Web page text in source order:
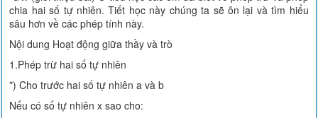
chia hai số tự nhiên. Tiết học này chúng ta sẽ ôn lại và tìm hiểu
sâu hơn về các phép tính này.
Nội dung Hoạt động giữa thầy và trò
1.Phép trừ hai số tự nhiên
*) Cho trước hai số tự nhiên a và b
Nếu có số tự nhiên x sao cho: